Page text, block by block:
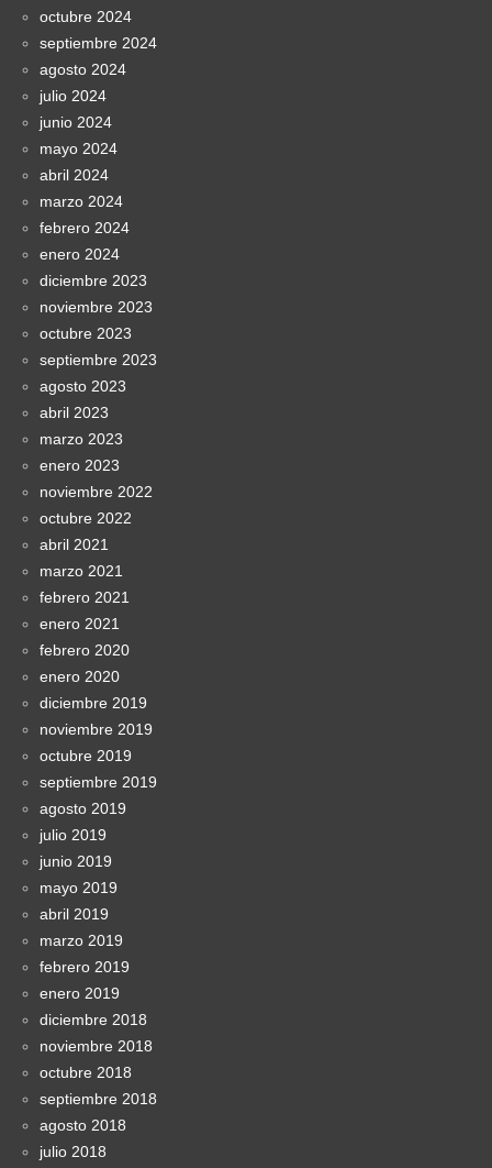
octubre 2024
septiembre 2024
agosto 2024
julio 2024
junio 2024
mayo 2024
abril 2024
marzo 2024
febrero 2024
enero 2024
diciembre 2023
noviembre 2023
octubre 2023
septiembre 2023
agosto 2023
abril 2023
marzo 2023
enero 2023
noviembre 2022
octubre 2022
abril 2021
marzo 2021
febrero 2021
enero 2021
febrero 2020
enero 2020
diciembre 2019
noviembre 2019
octubre 2019
septiembre 2019
agosto 2019
julio 2019
junio 2019
mayo 2019
abril 2019
marzo 2019
febrero 2019
enero 2019
diciembre 2018
noviembre 2018
octubre 2018
septiembre 2018
agosto 2018
julio 2018